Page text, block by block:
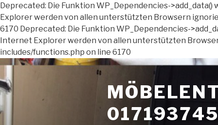
Deprecated: Die Funktion WP_Dependencies-
Explorer werden von allen unterstützten Browsern
6170 Deprecated: Die Funktion WP_Dependencies-
Internet Explorer werden von allen unterstützten
includes/functions.php on line 6170
Zum
springen